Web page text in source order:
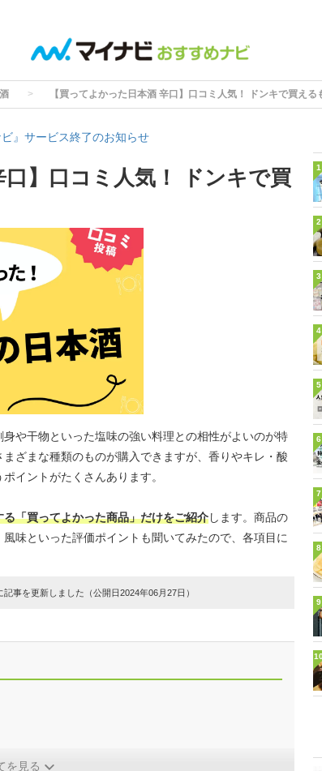
【買ってよかった日本酒 辛口】口コミ人気！ ドンキで買える
ビ』サービス終了のお知らせ
口】口コミ人気！ ドンキで買
や干物といった塩味の強い料理との相性がよいのが特
ざまな種類のものが購入できますが、香りやキレ・酸
イントがたくさんあります。
「買ってよかった商品」だけをご紹介します。商品の
味といった評価ポイントも聞いてみたので、各項目に
事を更新しました（公開日2024年06月27日）
を見る
1
2
3
4
5
6
7
8
9